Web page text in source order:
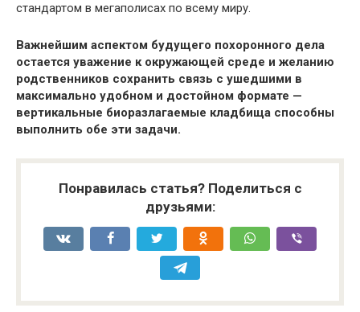
стандартом в мегаполисах по всему миру.
Важнейшим аспектом будущего похоронного дела
остается уважение к окружающей среде и желанию
родственников сохранить связь с ушедшими в
максимально удобном и достойном формате —
вертикальные биоразлагаемые кладбища способны
выполнить обе эти задачи.
Понравилась статья? Поделиться с
друзьями: